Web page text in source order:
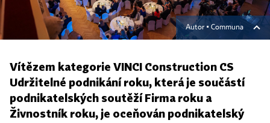
Autor ▪ Communa
Vítězem kategorie VINCI Construction CS
Udržitelné podnikání roku, která je součástí
podnikatelských soutěží Firma roku a
Živnostník roku, je oceňován podnikatelský